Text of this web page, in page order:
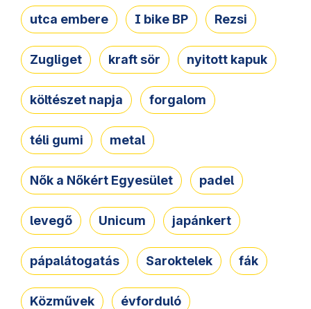
utca embere I bike BP Rezsi
Zugliget kraft sör nyitott kapuk
költészet napja forgalom
téli gumi metal
Nők a Nőkért Egyesület padel
levegő Unicum japánkert
pápalátogatás Saroktelek fák
Közművek évforduló